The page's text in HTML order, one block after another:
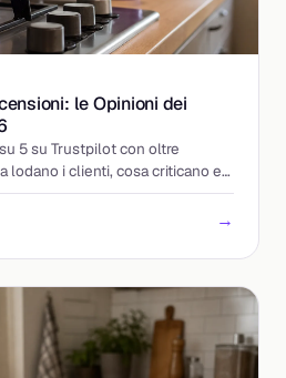
le Opinioni dei
5 su Trustpilot con oltre
lodano i clienti, cosa criticano e
prima di attivare.
→